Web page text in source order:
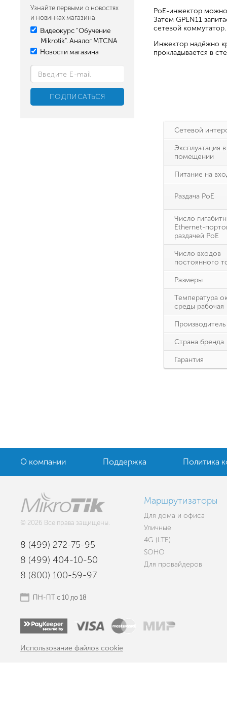
Узнайте первыми о новостях
и новинках магазина
Видеокурс "Обучение
Mikrotik". Аналог MTCNA
Новости магазина
PoE-инжектор
Затем GPEN11
сетевой коммутатор.
Инжектор надёжно
прокладывается в
Сетевой
Эксплуатация в
помещении
Питание на
Раздача PoE
Число
Ethernet-
раздачей PoE
Число входов
постоянного
Размеры
Температура
среды рабочая
Производитель
Страна бренда
Гарантия
О компании Поддержка Политика
© 2026 Все права защищены.
8 (499) 272-75-95
8 (499) 404-10-50
8 (800) 100-59-97
ПН-ПТ с 10 до 18
Маршрутизаторы
Для дома и офиса
Уличные
4G (LTE)
SOHO
Для провайдеров
Использование файлов cookie